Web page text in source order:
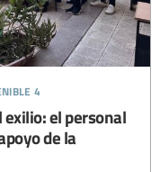
4
el personal
de la